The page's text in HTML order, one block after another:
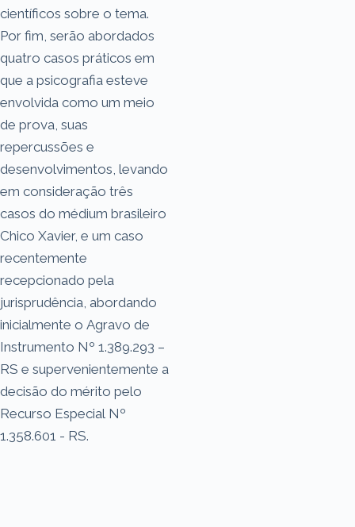
científicos sobre o tema.
Por fim, serão abordados
quatro casos práticos em
que a psicografia esteve
envolvida como um meio
de prova, suas
repercussões e
desenvolvimentos, levando
em consideração três
casos do médium brasileiro
Chico Xavier, e um caso
recentemente
recepcionado pela
jurisprudência, abordando
inicialmente o Agravo de
Instrumento Nº 1.389.293 –
RS e supervenientemente a
decisão do mérito pelo
Recurso Especial Nº
1.358.601 - RS.